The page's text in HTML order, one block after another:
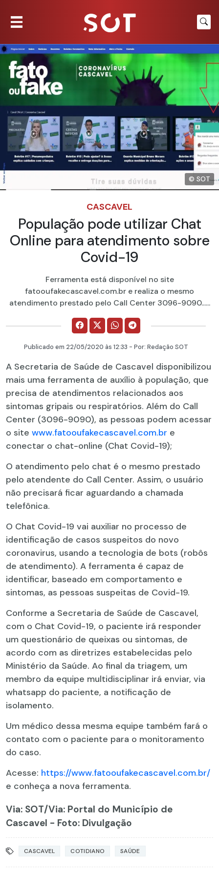
© SOT
CASCAVEL
População pode utilizar Chat
Online para atendimento sobre
Covid-19
Ferramenta está disponível no site
fatooufakecascavel.com.br e realiza o mesmo
atendimento prestado pelo Call Center 3096-9090......
Publicado em 22/05/2020 às 12:33 - Por: Redação SOT
A Secretaria de Saúde de Cascavel disponibilizou
mais uma ferramenta de auxílio à população, que
precisa de atendimentos relacionados aos
sintomas gripais ou respiratórios. Além do Call
Center (3096-9090), as pessoas podem acessar
o site www.fatooufakecascavel.com.br e
conectar o chat-online (Chat Covid-19);
O atendimento pelo chat é o mesmo prestado
pelo atendente do Call Center. Assim, o usuário
não precisará ficar aguardando a chamada
telefônica.
O Chat Covid-19 vai auxiliar no processo de
identificação de casos suspeitos do novo
coronavirus, usando a tecnologia de bots (robôs
de atendimento). A ferramenta é capaz de
identificar, baseado em comportamento e
sintomas, as pessoas suspeitas de Covid-19.
Conforme a Secretaria de Saúde de Cascavel,
com o Chat Covid-19, o paciente irá responder
um questionário de queixas ou sintomas, de
acordo com as diretrizes estabelecidas pelo
Ministério da Saúde. Ao final da triagem, um
membro da equipe multidisciplinar irá enviar, via
whatsapp do paciente, a notificação de
isolamento.
Um médico dessa mesma equipe também fará o
contato com o paciente para o monitoramento
do caso.
Acesse: https://www.fatooufakecascavel.com.br/
e conheça a nova ferramenta.
Via: SOT/Via: Portal do Município de
Cascavel - Foto: Divulgação
CASCAVEL COTIDIANO SAÚDE